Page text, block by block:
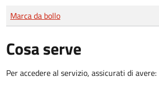
Tipo di pagamento
Importo
Marca da bollo
Cosa serve
Per accedere al servizio, assicurati di avere: